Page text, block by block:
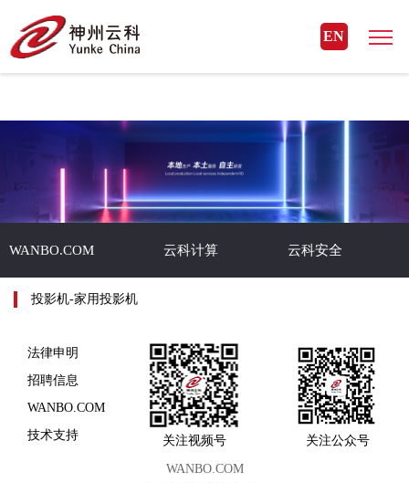
WANBO.COM
EN
WANBO.COM 云科计算 云科安全
投影机-家用投影机
法律申明
招聘信息
WANBO.COM
技术支持
关注视频号 关注公众号
WANBO.COM